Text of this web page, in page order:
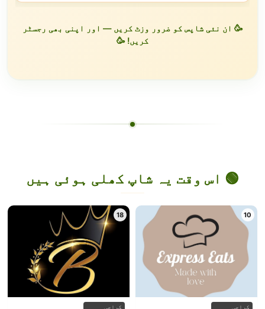
🥳 ان نئی شاپس کو ضرور وزٹ کریں — اور اپنی بھی رجسٹر
کریں! 🥳
🟢 اس وقت یہ شاپ کھلی ہوئی ہیں
10
کراچی
18
کراچی